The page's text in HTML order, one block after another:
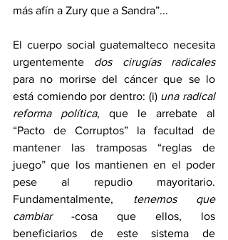
más afín a Zury que a Sandra”...
El cuerpo social guatemalteco necesita
urgentemente dos cirugías radicales
para no morirse del cáncer que se lo
está comiendo por dentro: (i) una radical
reforma política, que le arrebate al
“Pacto de Corruptos” la facultad de
mantener las tramposas “reglas de
juego” que los mantienen en el poder
pese al repudio mayoritario.
Fundamentalmente, tenemos que
cambiar -cosa que ellos, los
beneficiarios de este sistema de